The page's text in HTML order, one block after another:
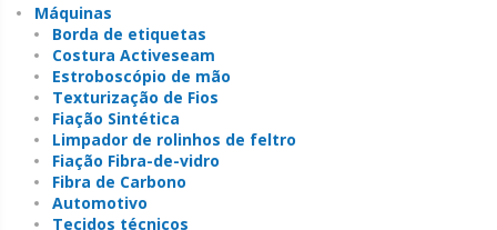
Máquinas
Borda de etiquetas
Costura Activeseam
Estroboscópio de mão
Texturização de Fios
Fiação Sintética
Limpador de rolinhos de feltro
Fiação Fibra-de-vidro
Fibra de Carbono
Automotivo
Tecidos técnicos